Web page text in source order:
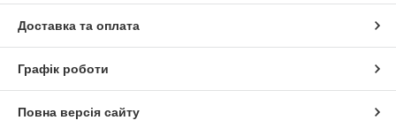
Доставка та оплата
Графік роботи
Повна версія сайту